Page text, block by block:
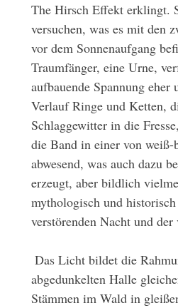
The Hirsch Effekt erklingt.
versuchen, was es mit den
vor dem Sonnenaufgang
Traumfänger, eine Urne,
aufbauende Spannung
Verlauf Ringe und Ketten,
Schlaggewitter in die
die Band in einer von
abwesend, was auch dazu
erzeugt, aber bildlich
mythologisch und
verstörenden Nacht und
abgedunkelten Halle
Stämmen im Wald in